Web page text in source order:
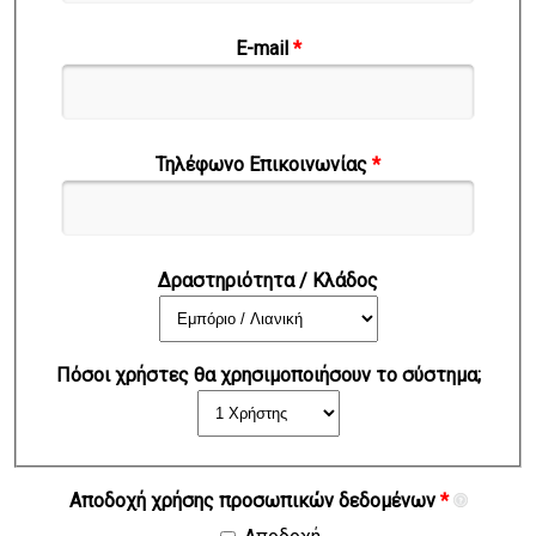
E-mail *
Τηλέφωνο Επικοινωνίας *
Δραστηριότητα / Κλάδος
Πόσοι χρήστες θα χρησιμοποιήσουν το σύστημα;
Αποδοχή χρήσης προσωπικών δεδομένων *